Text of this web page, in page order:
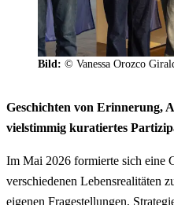
Bild: © Vanessa Orozco
Geschichten von Erinnerung,
vielstimmig kuratiertes
Im Mai 2026 formierte sich eine
verschiedenen Lebensrealitäten
eigenen Fragestellungen,